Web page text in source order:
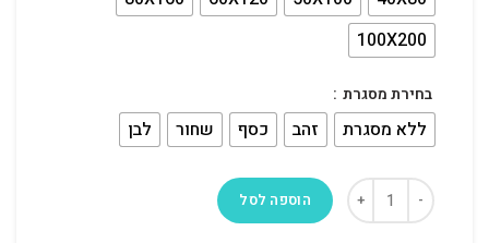
100X200
בחירת מסגרת
ללא מסגרת זהב כסף שחור לבן
הוספה לסל